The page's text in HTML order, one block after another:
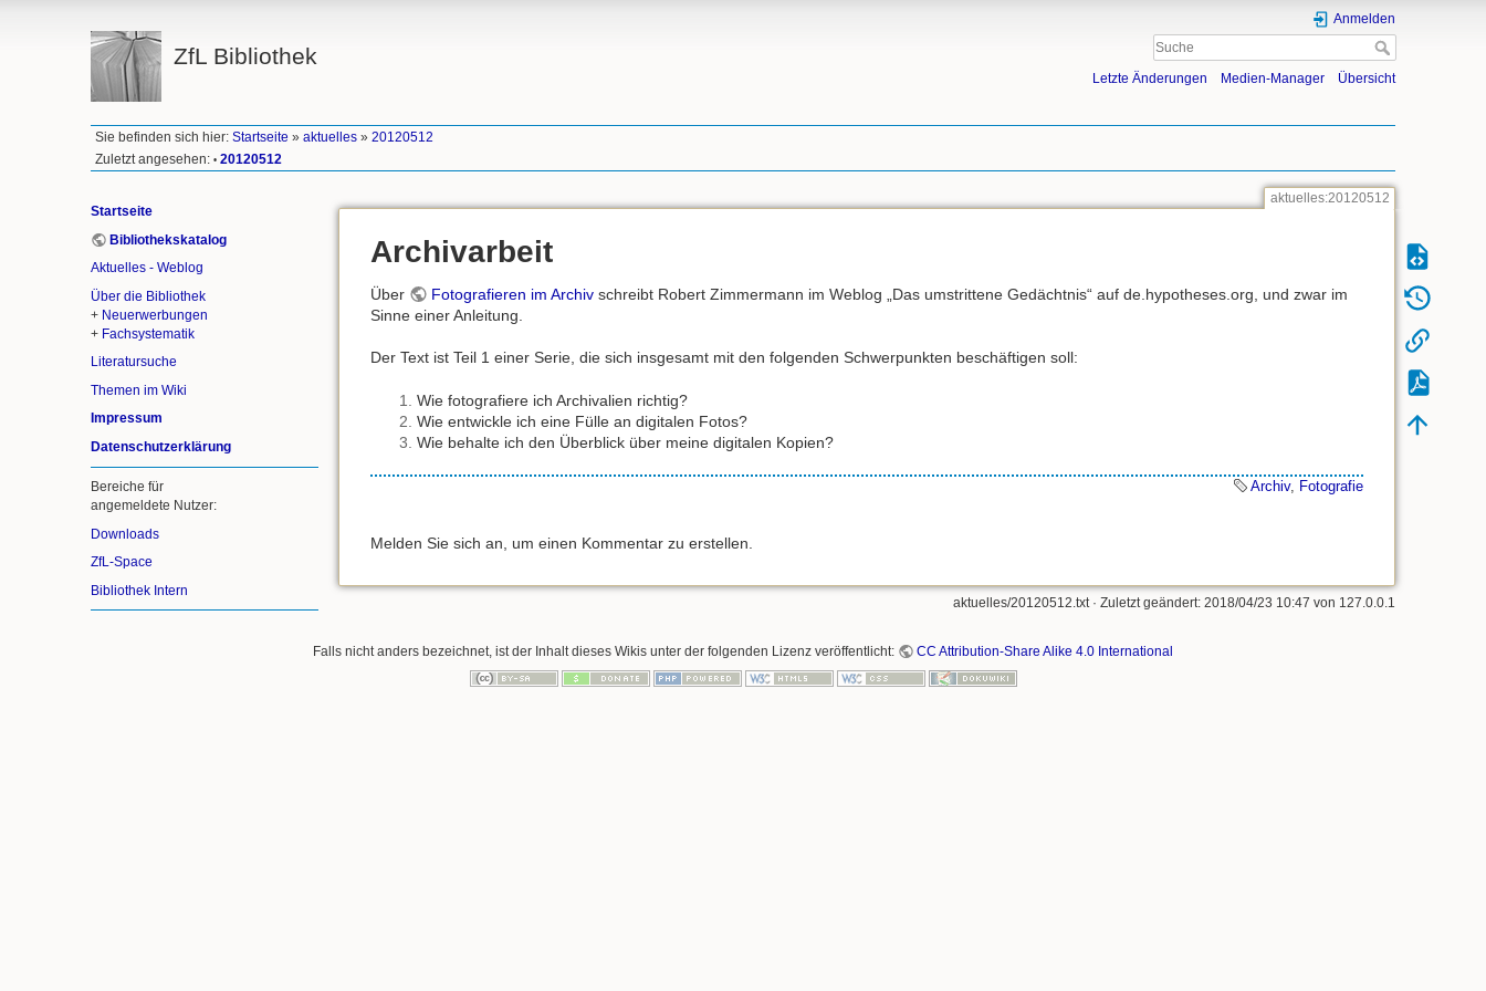
ZfL Bibliothek
Anmelden
Letzte Änderungen Medien-Manager Übersicht
Sie befinden sich hier:Startseite »aktuelles »20120512
Zuletzt angesehen: • 20120512
Startseite
Bibliothekskatalog
Aktuelles - Weblog
Über die Bibliothek
+ Neuerwerbungen
+ Fachsystematik
Literatursuche
Themen im Wiki
Impressum
Datenschutzerklärung
Bereiche für
angemeldete Nutzer:
Downloads
ZfL-Space
Bibliothek Intern
aktuelles:20120512
Archivarbeit
Über Fotografieren im Archivschreibt Robert Zimmermann im Weblog „Das umstrittene Gedächtnis“ auf de.hypotheses.org, und zwar im
Sinne einer Anleitung.
Der Text ist Teil 1 einer Serie, die sich insgesamt mit den folgenden Schwerpunkten beschäftigen soll:
Wie fotografiere ich Archivalien richtig?
Wie entwickle ich eine Fülle an digitalen Fotos?
Wie behalte ich den Überblick über meine digitalen Kopien?
Archiv, Fotografie
Melden Sie sich an, um einen Kommentar zu erstellen.
aktuelles/20120512.txt· Zuletzt geändert: 2018/04/23 10:47 von 127.0.0.1
Falls nicht anders bezeichnet, ist der Inhalt dieses Wikis unter der folgenden Lizenz veröffentlicht: CC Attribution-Share Alike 4.0 International